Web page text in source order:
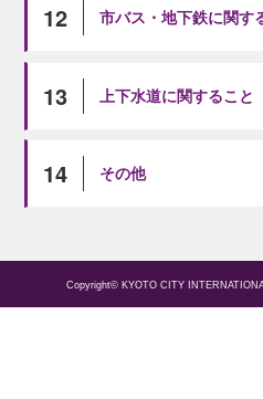
12 市バス・地下鉄に関す
13 上下水道に関すること
14 その他
Copyright© KYOTO CITY